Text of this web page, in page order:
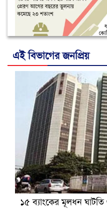
নানা সংকটে রিক্রুটিং
এই বিভাগের জনপ্রিয়
১৫ ব্যাংকের মূলধন